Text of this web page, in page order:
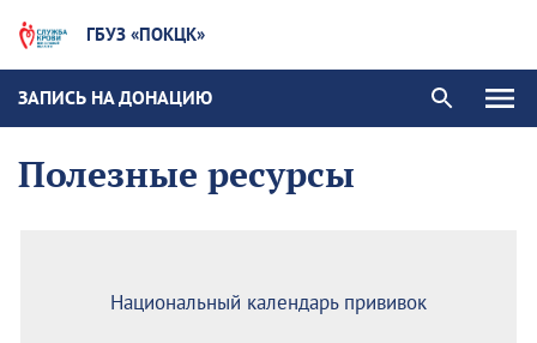
ГБУЗ «ПОКЦК»
ЗАПИСЬ НА ДОНАЦИЮ
Полезные ресурсы
Национальный календарь прививок